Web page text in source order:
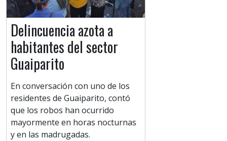
Delincuencia azota a
habitantes del sector
Guaiparito
En conversación con uno de los
residentes de Guaiparito, contó
que los robos han ocurrido
mayormente en horas nocturnas
y en las madrugadas.